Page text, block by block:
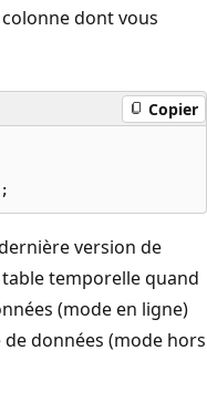
dont vous
Copier
version de
temporelle quand
(mode en ligne)
données (mode hors